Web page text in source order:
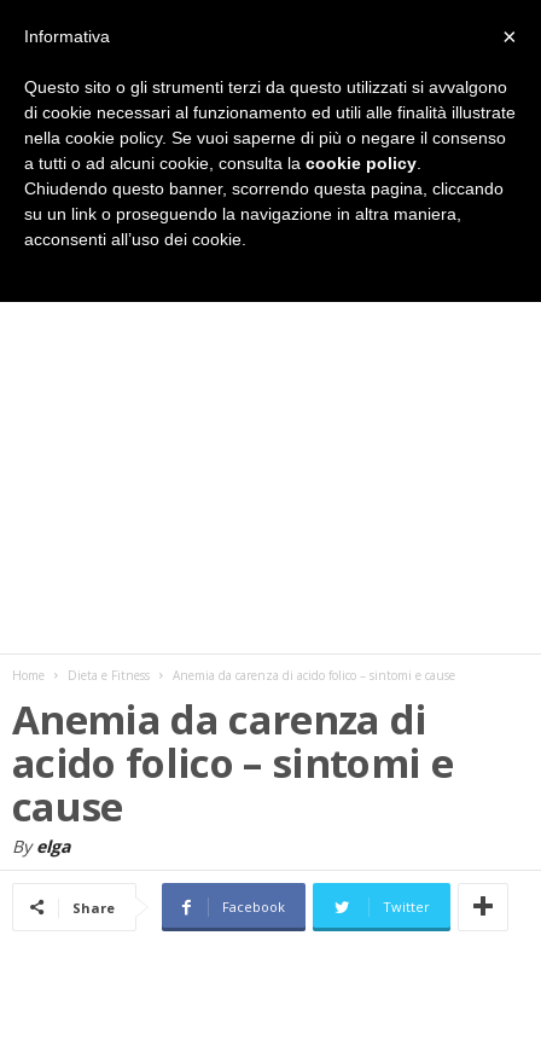
i
Home Dieta e Fitness Anemia da carenza di acido folico – sintomi e cause
Anemia da carenza di
acido folico – sintomi e
cause
By elga
Share Facebook Twitter
×
Informativa
Questo sito o gli strumenti terzi da questo utilizzati si avvalgono
di cookie necessari al funzionamento ed utili alle finalità illustrate
nella cookie policy. Se vuoi saperne di più o negare il consenso
a tutti o ad alcuni cookie, consulta la cookie policy
Chiudendo questo banner, scorrendo questa pagina, cliccando
su un link o proseguendo la navigazione in altra maniera,
acconsenti all’uso dei cookie.